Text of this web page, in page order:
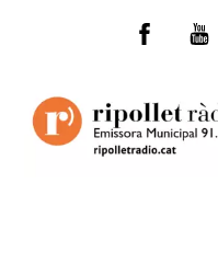
Facebook
You